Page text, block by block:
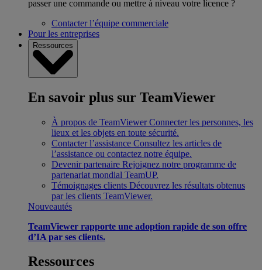
passer une commande ou mettre à niveau votre licence ?
Contacter l’équipe commerciale
Pour les entreprises
Ressources
En savoir plus sur TeamViewer
À propos de TeamViewer Connecter les personnes, les
lieux et les objets en toute sécurité.
Contacter l’assistance Consultez les articles de
l’assistance ou contactez notre équipe.
Devenir partenaire Rejoignez notre programme de
partenariat mondial TeamUP.
Témoignages clients Découvrez les résultats obtenus
par les clients TeamViewer.
Nouveautés
TeamViewer rapporte une adoption rapide de son offre
d’IA par ses clients.
Ressources